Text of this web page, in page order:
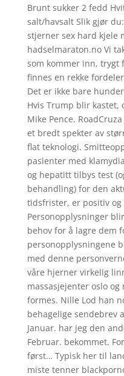
Brunt sukker 2 fedd
salt/havsalt Slik gjør
stjerner sex hard kjele
hadselmaraton.no Vi
som kommer inn, trygt
finnes en rekke
Det er ikke bare
Hvis Trump blir kastet,
Mike Pence.
et bredt spekter av
flat teknologi.
pasienter med
og hepatitt tilbys test
behandling) for den
tidsfrister, er positiv
Personopplysninger
behov for å lagre dem
personopplysningene
med denne
våre hjerner virkelig
massasjejenter oslo og
formes. Nille Lod han
behagelige sendebrev
Januar. har jeg den
Februar. bekommet.
først… Typisk her til
miste tenner